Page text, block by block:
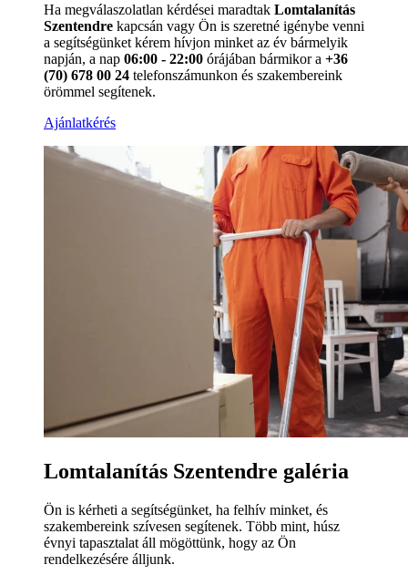
Ha megválaszolatlan kérdései maradtak Lomtalanítás
Szentendre kapcsán vagy Ön is szeretné igénybe venni
a segítségünket kérem hívjon minket az év bármelyik
napján, a nap 06:00 - 22:00 órájában bármikor a +36
(70) 678 00 24 telefonszámunkon és szakembereink
örömmel segítenek.
Ajánlatkérés
Lomtalanítás Szentendre galéria
Ön is kérheti a segítségünket, ha felhív minket, és
szakembereink szívesen segítenek. Több mint, húsz
évnyi tapasztalat áll mögöttünk, hogy az Ön
rendelkezésére álljunk.